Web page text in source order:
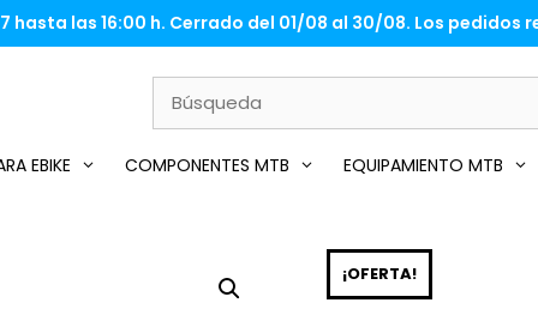
las 16:00 h. Cerrado del 01/08 al 30/08. Los pedidos
EBIKE COMPONENTES MTB EQUIPAMIENTO MTB
¡OFERTA!